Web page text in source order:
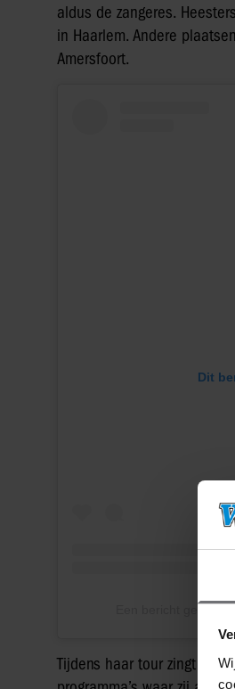
aldus de zangeres.
in Haarlem. Andere
Amersfoort.
Dit
Tijdens haar tour zingt